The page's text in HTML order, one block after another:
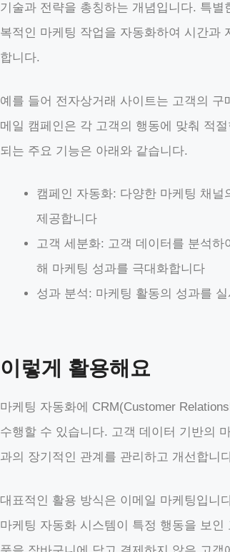
기술과 전략을 총칭하는 개념입니다. 특
복적인 마케팅 작업을 자동화하여 시간과
합니다.
예를 들어 전자상거래 사이트는 고객의
메일 캠페인은 각 고객의 행동에 맞춰 적
되는 주요 기능은 아래와 같습니다.
캠페인 자동화: 다양한 마케팅 채
제공합니다
고객 세분화: 고객 데이터를 분석
해 마케팅 성과를 극대화합니다
성과 분석: 마케팅 활동의 성과를
이렇게 활용해요
마케팅 자동화에 CRM(Customer
수행할 수 있습니다. 고객 데이터 기반의
과의 장기적인 관계를 관리하고 개선합니
대표적인 활용 방식은 이메일 마케팅입니
마케팅 자동화 시스템이 특정 행동을 보